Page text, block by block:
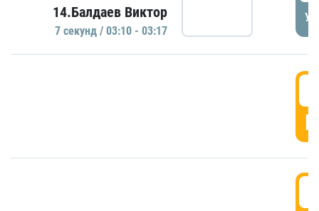
14.Балдаев Виктор
7 секунд / 03:10 - 03:17